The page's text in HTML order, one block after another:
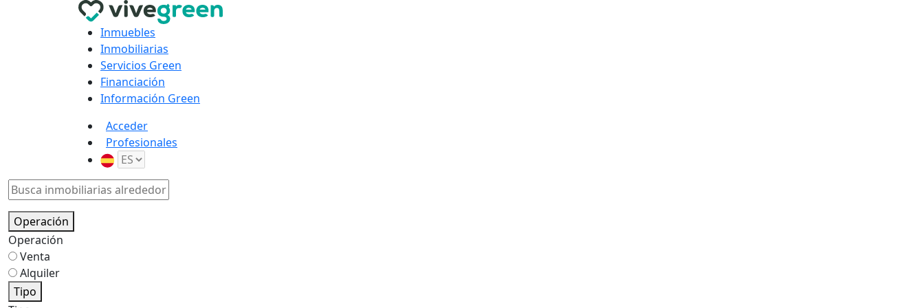
Inmuebles
Inmobiliarias
Servicios Green
Financiación
Información Green
Acceder
Profesionales
Operación
Operación
Venta
Alquiler
Tipo